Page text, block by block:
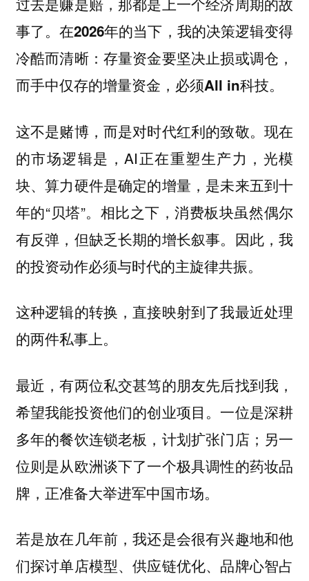
事了。在2026年的当下，我的决策逻辑变得
冷酷而清晰：存量资金要坚决止损或调仓，
而手中仅存的增量资金，必须All in科技。
这不是赌博，而是对时代红利的致敬。现在
的市场逻辑是，AI正在重塑生产力，光模
块、算力硬件是确定的增量，是未来五到十
年的“贝塔”。相比之下，消费板块虽然偶尔
有反弹，但缺乏长期的增长叙事。因此，我
的投资动作必须与时代的主旋律共振。
这种逻辑的转换，直接映射到了我最近处理
的两件私事上。
最近，有两位私交甚笃的朋友先后找到我，
希望我能投资他们的创业项目。一位是深耕
多年的餐饮连锁老板，计划扩张门店；另一
位则是从欧洲谈下了一个极具调性的药妆品
牌，正准备大举进军中国市场。
若是放在几年前，我还是会很有兴趣地和他
们探讨单店模型、供应链优化、品牌心智占